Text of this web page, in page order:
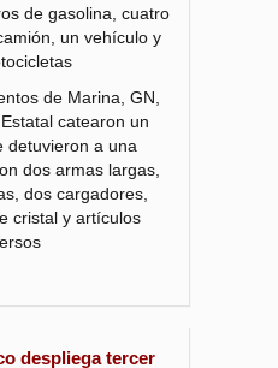
de gasolina, cuatro
un vehículo y
de Marina, GN,
catearon un
detuvieron a una
dos armas largas,
dos cargadores,
cristal y artículos
despliega tercer